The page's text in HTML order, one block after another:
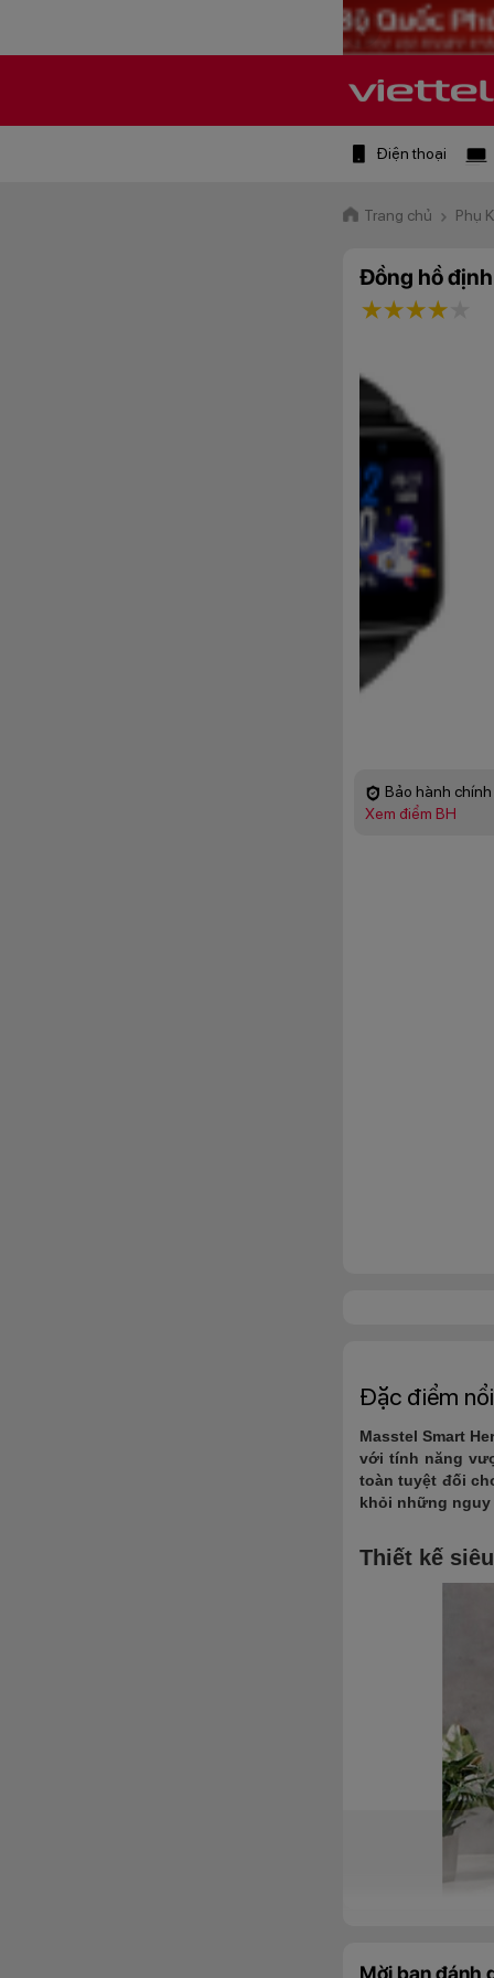
Điện thoại
Trang chủ Phụ
Đồng hồ
3 stars
2 stars
1 star
Bảo hành
Xem điểm BH
Đặc điểm
Masstel Smart
với tính năng
toàn tuyệt đối
khỏi những nguy
Thiết kế
Mời bạn đánh